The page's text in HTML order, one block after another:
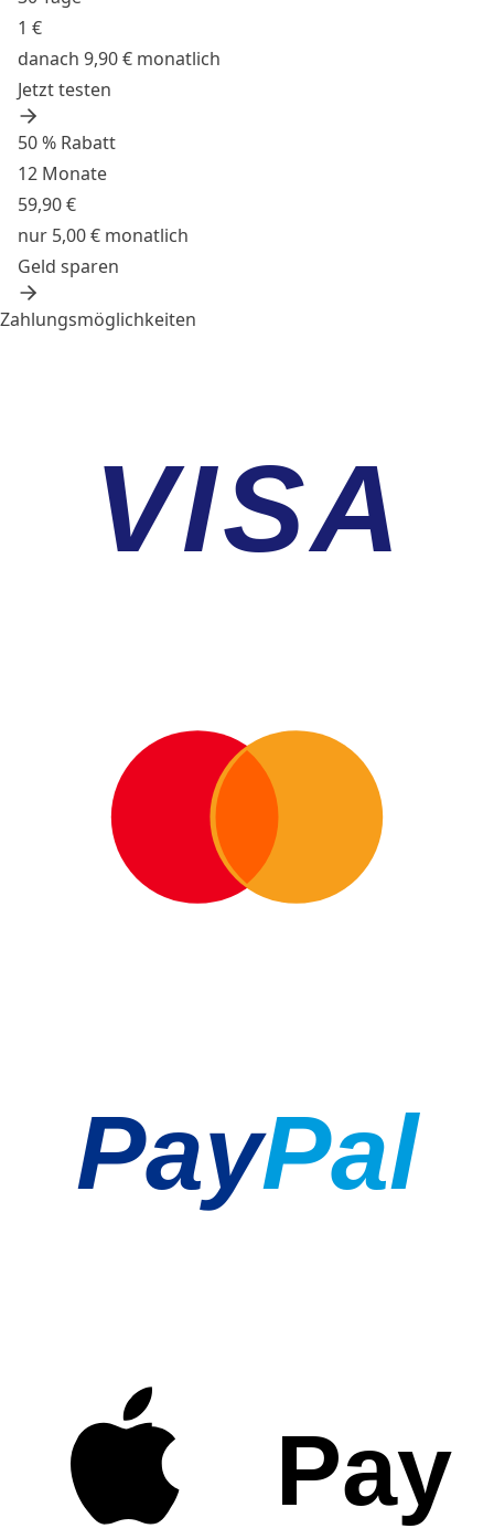
1 €
danach 9,90 € monatlich
Jetzt testen
50 % Rabatt
12 Monate
59,90 €
nur 5,00 € monatlich
Geld sparen
Zahlungsmöglichkeiten
VISA
PayPal
Pay